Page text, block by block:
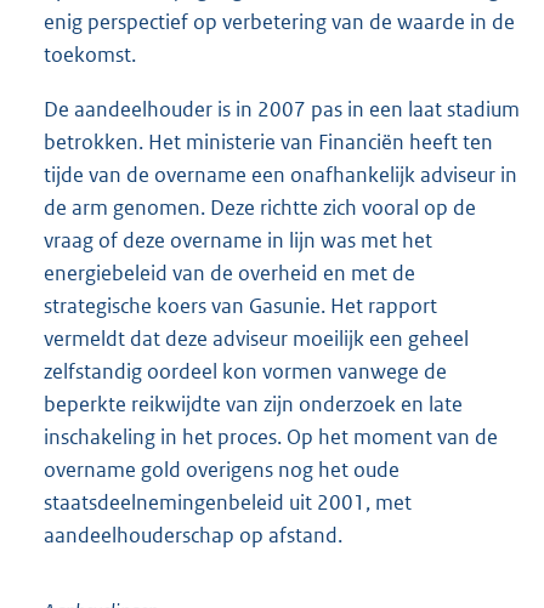
enig perspectief op verbetering van de waarde in de
toekomst.
De aandeelhouder is in 2007 pas in een laat stadium
betrokken. Het ministerie van Financiën heeft ten
tijde van de overname een onafhankelijk adviseur in
de arm genomen. Deze richtte zich vooral op de
vraag of deze overname in lijn was met het
energiebeleid van de overheid en met de
strategische koers van Gasunie. Het rapport
vermeldt dat deze adviseur moeilijk een geheel
zelfstandig oordeel kon vormen vanwege de
beperkte reikwijdte van zijn onderzoek en late
inschakeling in het proces. Op het moment van de
overname gold overigens nog het oude
staatsdeelnemingenbeleid uit 2001, met
aandeelhouderschap op afstand.